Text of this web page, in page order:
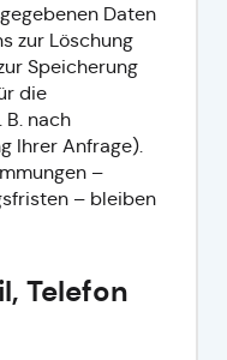
Daten
zur Löschung
Speicherung
die
nach
Ihrer Anfrage).
–
– bleiben
Telefon